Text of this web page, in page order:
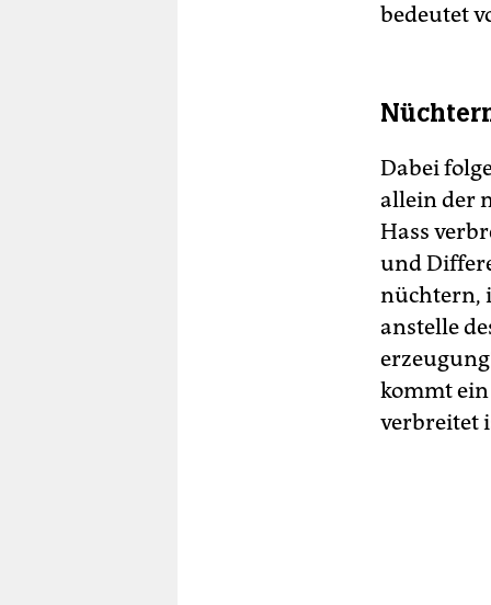
bedeutet
Dabei
allein der
Hass
und
nüchtern,
anstelle
kommt
verbreitet